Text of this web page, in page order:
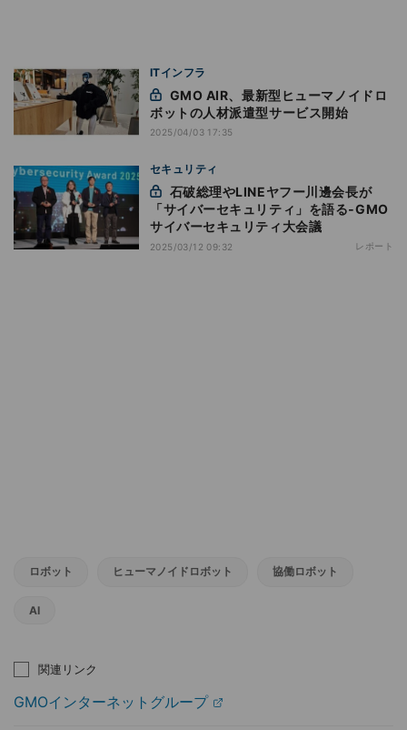
ITインフラ
ボットの人材派遣型サービス開始
2025/04/03 17:35
セキュリティ
「サイバーセキュリティ」を語る‐GMO
サイバーセキュリティ大会議
2025/03/12 09:32 レポート
ロボット ヒューマノイドロボット 協働ロボット
AI
関連リンク
GMOインターネットグループ